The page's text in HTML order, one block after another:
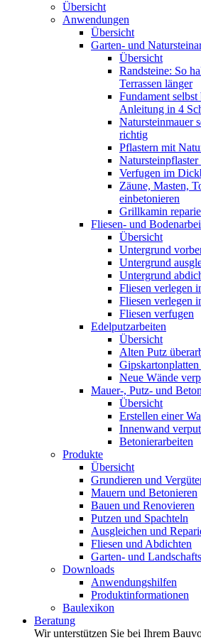
Übersicht
Anwendungen
Übersicht
Garten- und
Übersicht
Randsteine: So
Terrassen länger
Fundament
Anleitung in 4
Natursteinmauer
richtig
Pflastern mit
Natursteinpflaster
Verfugen im
Zäune, Masten,
einbetonieren
Grillkamin
Fliesen- und
Übersicht
Untergrund
Untergrund
Untergrund
Fliesen verlegen
Fliesen verlegen
Fliesen verfugen
Edelputzarbeiten
Übersicht
Alten Putz
Gipskartonplatten
Neue Wände
Mauer-, Putz- und
Übersicht
Erstellen einer
Innenwand
Betonierarbeiten
Produkte
Übersicht
Grundieren und
Mauern und Betonieren
Bauen und Renovieren
Putzen und Spachteln
Ausgleichen und
Fliesen und Abdichten
Garten- und
Downloads
Anwendungshilfen
Produktinformationen
Baulexikon
Beratung
Wir unterstützen Sie bei Ihrem